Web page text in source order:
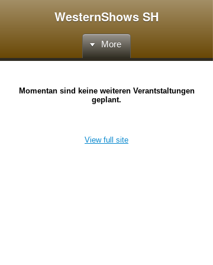
WesternShows SH
More
Momentan sind keine weiteren Verantstaltungen
geplant.
View full site